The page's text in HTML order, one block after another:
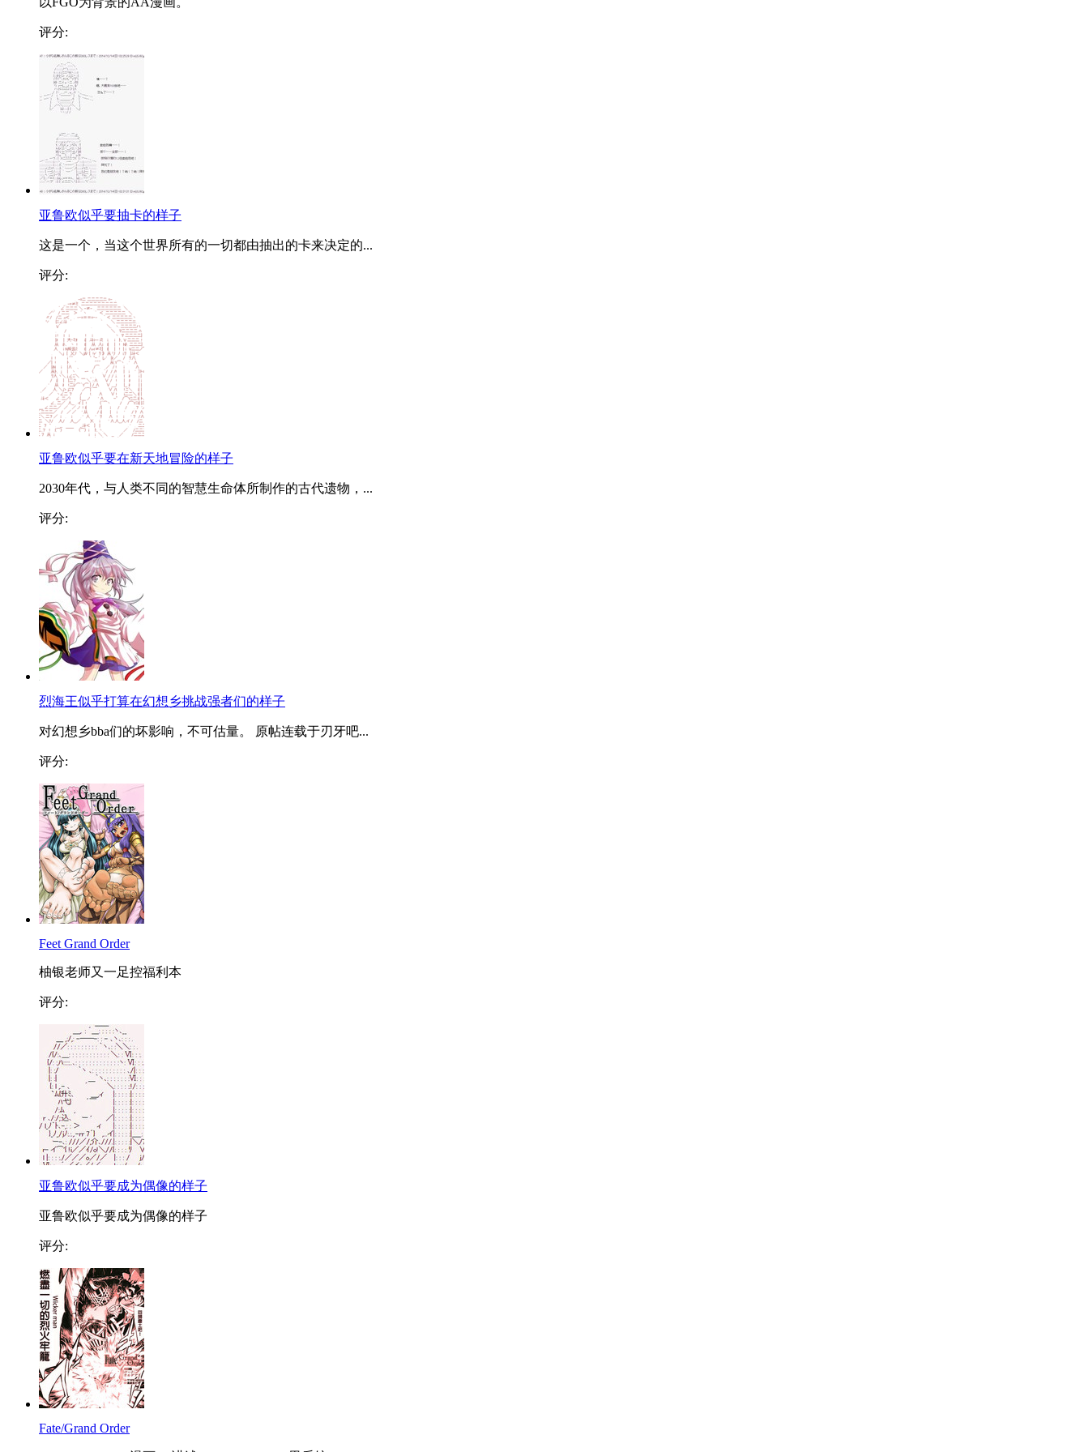
评分:
亚鲁欧似乎要抽卡的样子
这是一个，当这个世界所有的一切都由抽出的卡来决定的...
评分:
亚鲁欧似乎要在新天地冒险的样子
2030年代，与人类不同的智慧生命体所制作的古代遗物，...
评分:
烈海王似乎打算在幻想乡挑战强者们的样子
对幻想乡bba们的坏影响，不可估量。 原帖连载于刃牙吧...
评分:
Feet Grand Order
柚银老师又一足控福利本
评分:
亚鲁欧似乎要成为偶像的样子
亚鲁欧似乎要成为偶像的样子
评分:
Fate/Grand Order